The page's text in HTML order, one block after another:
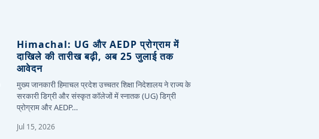
Himachal: UG और AEDP प्रोग्राम में
दाखिले की तारीख बढ़ी, अब 25 जुलाई तक
आवेदन
मुख्य जानकारी हिमाचल प्रदेश उच्चतर शिक्षा निदेशालय ने राज्य के
सरकारी डिग्री और संस्कृत कॉलेजों में स्नातक (UG) डिग्री
प्रोग्राम और AEDP…
Jul 15, 2026